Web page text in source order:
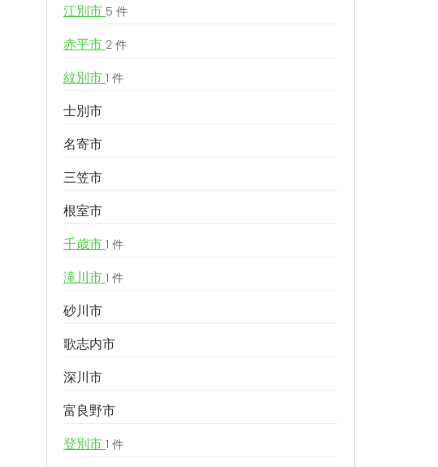
江別市 5 件
赤平市 2 件
紋別市 1 件
士別市
名寄市
三笠市
根室市
千歳市 1 件
滝川市 1 件
砂川市
歌志内市
深川市
富良野市
登別市 1 件